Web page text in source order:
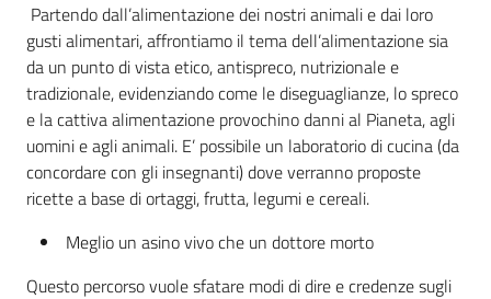
Partendo dall’alimentazione dei nostri animali e dai loro
gusti alimentari, affrontiamo il tema dell’alimentazione sia
da un punto di vista etico, antispreco, nutrizionale e
tradizionale, evidenziando come le diseguaglianze, lo spreco
e la cattiva alimentazione provochino danni al Pianeta, agli
uomini e agli animali. E’ possibile un laboratorio di cucina (da
concordare con gli insegnanti) dove verranno proposte
ricette a base di ortaggi, frutta, legumi e cereali.
Meglio un asino vivo che un dottore morto
Questo percorso vuole sfatare modi di dire e credenze sugli